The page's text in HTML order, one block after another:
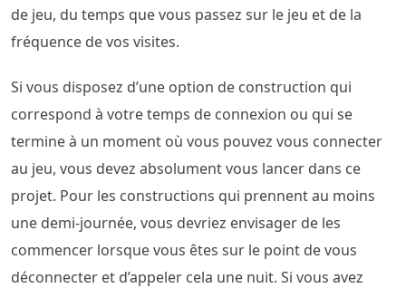
de jeu, du temps que vous passez sur le jeu et de la
fréquence de vos visites.
Si vous disposez d’une option de construction qui
correspond à votre temps de connexion ou qui se
termine à un moment où vous pouvez vous connecter
au jeu, vous devez absolument vous lancer dans ce
projet. Pour les constructions qui prennent au moins
une demi-journée, vous devriez envisager de les
commencer lorsque vous êtes sur le point de vous
déconnecter et d’appeler cela une nuit. Si vous avez